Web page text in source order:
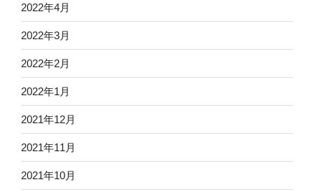
2022年4月
2022年3月
2022年2月
2022年1月
2021年12月
2021年11月
2021年10月